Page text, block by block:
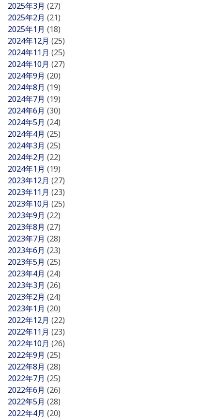
2025年3月 (27)
2025年2月 (21)
2025年1月 (18)
2024年12月 (25)
2024年11月 (25)
2024年10月 (27)
2024年9月 (20)
2024年8月 (19)
2024年7月 (19)
2024年6月 (30)
2024年5月 (24)
2024年4月 (25)
2024年3月 (25)
2024年2月 (22)
2024年1月 (19)
2023年12月 (27)
2023年11月 (23)
2023年10月 (25)
2023年9月 (22)
2023年8月 (27)
2023年7月 (28)
2023年6月 (23)
2023年5月 (25)
2023年4月 (24)
2023年3月 (26)
2023年2月 (24)
2023年1月 (20)
2022年12月 (22)
2022年11月 (23)
2022年10月 (26)
2022年9月 (25)
2022年8月 (28)
2022年7月 (25)
2022年6月 (26)
2022年5月 (28)
2022年4月 (20)